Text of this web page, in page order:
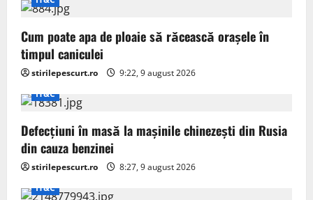
i
g
a
t
i
o
n
Cum poate apa de ploaie să răcească orașele în
timpul caniculei
stirilepescurt.ro
9:22, 9 august 2026
IT&C
Defecțiuni în masă la mașinile chinezești din Rusia
din cauza benzinei
stirilepescurt.ro
8:27, 9 august 2026
IT&C